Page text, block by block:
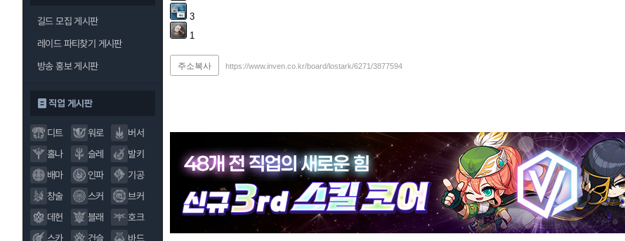
길드 모집 게시판
레이드 파티찾기 게시판
방송 홍보 게시판
직업 게시판
디트 워로
버서
홀나
슬레
발키
배마
인파
기공
창술
스커
브커
데헌
블래
호크
스카
건슬
바드
3
1
주소복사 https://www.inven.co.kr/board/lostark/6271/3877594